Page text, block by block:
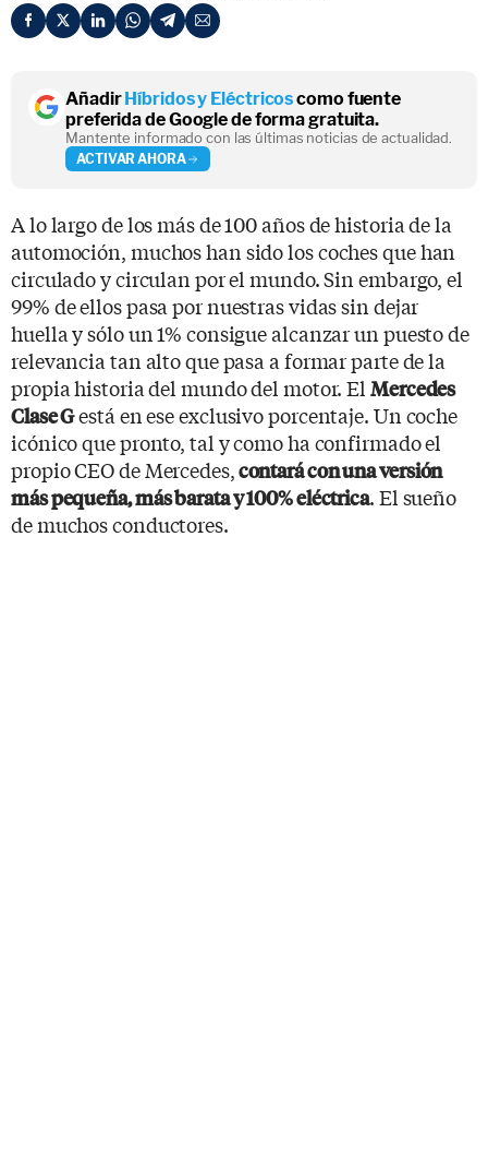
AñadirHíbridos y Eléctricoscomo fuente
preferida de Google de forma gratuita.
Mantente informado con las últimas noticias de actualidad.
ACTIVAR AHORA
A lo largo de los más de 100 años de historia de la
automoción, muchos han sido los coches que han
circulado y circulan por el mundo. Sin embargo, el
99% de ellos pasa por nuestras vidas sin dejar
huella y sólo un 1% consigue alcanzar un puesto de
relevancia tan alto que pasa a formar parte de la
propia historia del mundo del motor. El Mercedes
Clase Gestá en ese exclusivo porcentaje. Un coche
icónico que pronto, tal y como ha confirmado el
propio CEO de Mercedes,contará con una versión
más pequeña, más barata y 100% eléctrica. El sueño
de muchos conductores.